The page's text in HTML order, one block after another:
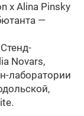
х Alina Pinsky
—
Novars,
лаборатории